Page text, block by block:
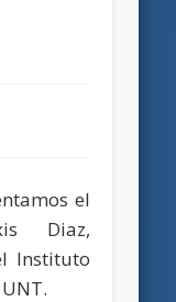
el
Diaz,
Instituto